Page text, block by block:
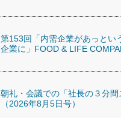
第153回「内需企業があっとい
企業に」FOOD & LIFE
朝礼・会議での「社長の３分
（2026年8月5日号）